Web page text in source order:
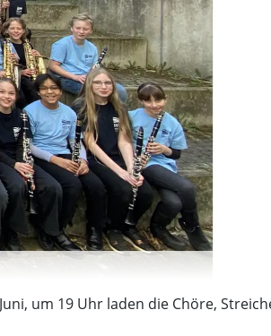
um 19 Uhr laden die Chöre,